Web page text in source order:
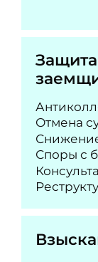
Отмена
Споры с